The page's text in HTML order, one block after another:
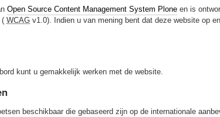
Open Source Content Management System Plone en is
(WCAG v1.0). Indien u van mening bent dat deze website op
kunt u gemakkelijk werken met de website.
beschikbaar die gebaseerd zijn op de internationale